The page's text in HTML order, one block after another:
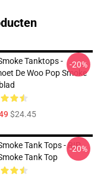
Tanktops -
De Woo Pop Smoke
$24.45
-20%
Tank Tops - RIP
Tank Top
-20%